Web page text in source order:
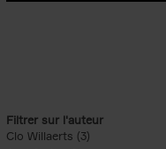
Filtrer sur l'auteur
Clo Willaerts (3)